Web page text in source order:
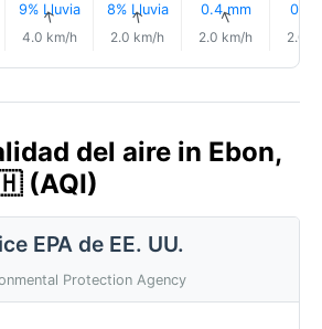
9% Lluvia
↑
4.0 km/h
8% Lluvia
↑
2.0 km/h
0.4 mm
↑
2.0 km/h
0.1
2.0
del aire in Ebon,
(AQI)
EPA de EE. UU.
Protection Agency